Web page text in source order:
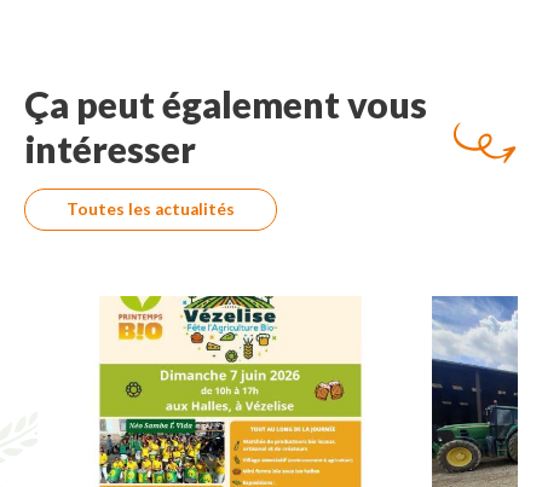
Ça peut également vous
intéresser
Toutes les actualités